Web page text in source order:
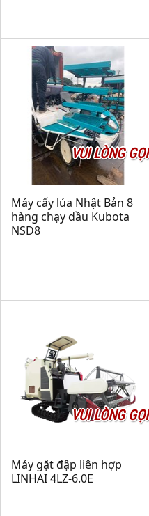
VUI LÒNG GỌI
Máy cấy lúa Nhật Bản 8
hàng chạy dầu Kubota
NSD8
VUI LÒNG GỌI
Máy gặt đập liên hợp
LINHAI 4LZ-6.0E